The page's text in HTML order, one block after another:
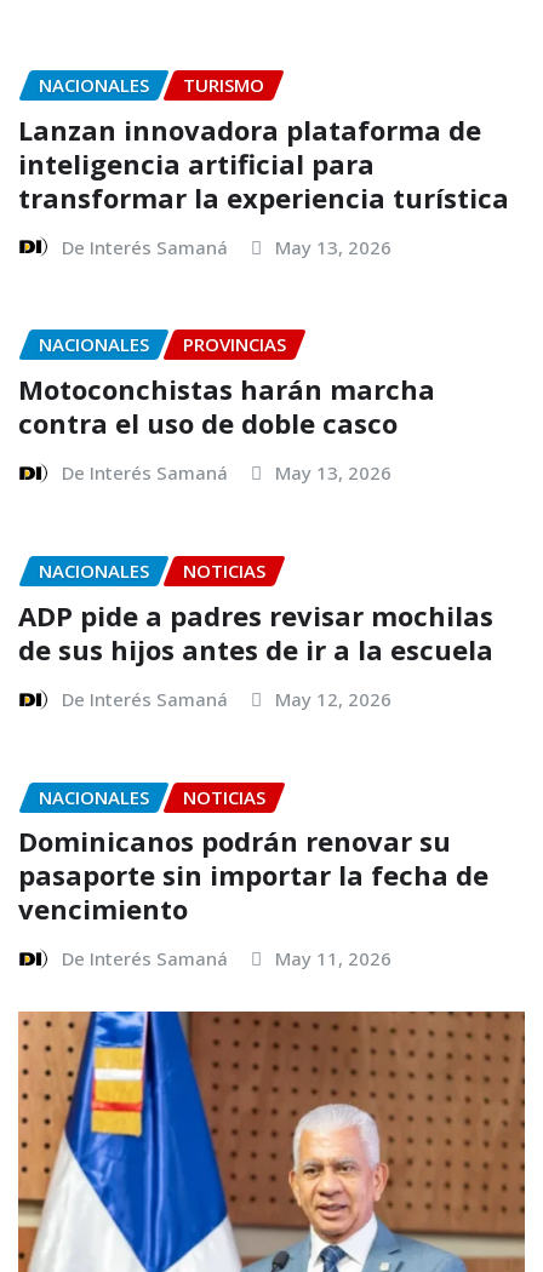
NACIONALES TURISMO
Lanzan innovadora plataforma de
inteligencia artificial para
transformar la experiencia turística
De Interés Samaná May 13, 2026
NACIONALES PROVINCIAS
Motoconchistas harán marcha
contra el uso de doble casco
De Interés Samaná May 13, 2026
NACIONALES NOTICIAS
ADP pide a padres revisar mochilas
de sus hijos antes de ir a la escuela
De Interés Samaná May 12, 2026
NACIONALES NOTICIAS
Dominicanos podrán renovar su
pasaporte sin importar la fecha de
vencimiento
De Interés Samaná May 11, 2026